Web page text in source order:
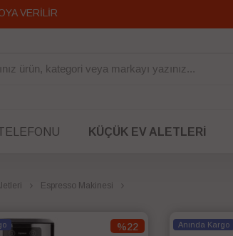
VERİLİR
KÜÇÜK EV ALETLERI
Espresso Makinesi
%22 Anında Kargo